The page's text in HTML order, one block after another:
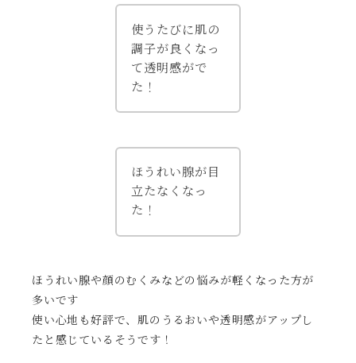
使うたびに肌の
調子が良くなっ
て透明感がで
た！
ほうれい腺が目
立たなくなっ
た！
ほうれい腺や顔のむくみなどの悩みが軽くなった方が
多いです
使い心地も好評で、肌のうるおいや透明感がアップし
たと感じているそうです！